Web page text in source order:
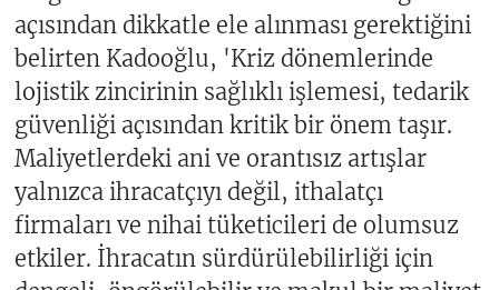
açısından dikkatle ele alınması gerektiğini
belirten Kadooğlu, 'Kriz dönemlerinde
lojistik zincirinin sağlıklı işlemesi, tedarik
güvenliği açısından kritik bir önem taşır.
Maliyetlerdeki ani ve orantısız artışlar
yalnızca ihracatçıyı değil, ithalatçı
firmaları ve nihai tüketicileri de olumsuz
etkiler. İhracatın sürdürülebilirliği için